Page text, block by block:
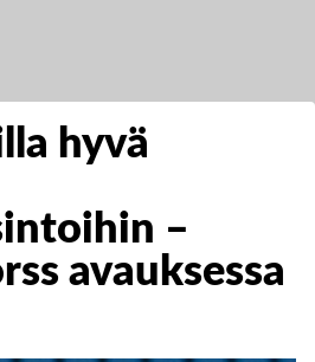
hyvä
–
avauksessa